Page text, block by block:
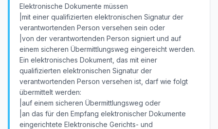
Elektronische Dokumente müssen
|mit einer qualifizierten elektronischen Signatur der
verantwortenden Person versehen sein oder
|von der verantwortenden Person signiert und auf
einem sicheren Übermittlungsweg eingereicht werden.
Ein elektronisches Dokument, das mit einer
qualifizierten elektronischen Signatur der
verantwortenden Person versehen ist, darf wie folgt
übermittelt werden:
|auf einem sicheren Übermittlungsweg oder
|an das für den Empfang elektronischer Dokumente
eingerichtete Elektronische Gerichts- und